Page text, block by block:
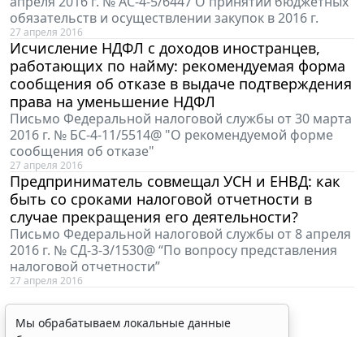
обязательств и осуществлении закупок в 2016 г.
27 апреля 2016
Исчисление НДФЛ с доходов иностранцев,
работающих по найму: рекомендуемая форма
сообщения об отказе в выдаче подтверждения
права на уменьшение НДФЛ
Письмо Федеральной налоговой службы от 30 марта
2016 г. № БС-4-11/5514@ "О рекомендуемой форме
сообщения об отказе"
27 апреля 2016
Предприниматель совмещал УСН и ЕНВД: как
быть со сроками налоговой отчетности в
случае прекращения его деятельности?
Письмо Федеральной налоговой службы от 8 апреля
2016 г. № СД-3-3/1530@ “По вопросу представления
налоговой отчетности”
27 апреля 2016
Мы обрабатываем локальные данные